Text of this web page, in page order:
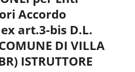
Accordo
art.3-bis D.L.
DI VILLA
ISTRUTTORE